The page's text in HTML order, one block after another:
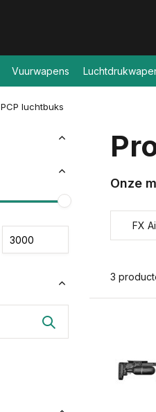
Vuurwapens
PCP luchtbuks
Onze
FX
3